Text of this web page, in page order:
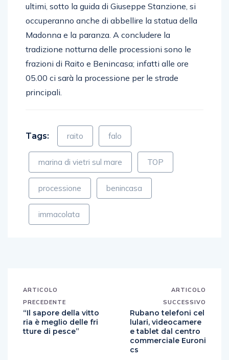
ultimi, sotto la guida di Giuseppe Stanzione, si
occuperanno anche di abbellire la statua della
Madonna e la paranza. A concludere la
tradizione notturna delle processioni sono le
frazioni di Raito e Benincasa; infatti alle ore
05.00 ci sarà la processione per le strade
principali.
Tags: raito falo
marina di vietri sul mare TOP
processione benincasa
immacolata
ARTICOLO
PRECEDENTE
“Il sapore della vitto
ria è meglio delle fri
tture di pesce”
ARTICOLO
SUCCESSIVO
Rubano telefoni cel
lulari, videocamere
e tablet dal centro
commerciale Euroni
cs